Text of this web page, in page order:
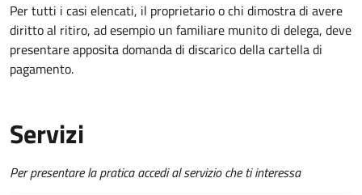
Per tutti i casi elencati, il proprietario o chi dimostra di avere
diritto al ritiro, ad esempio un familiare munito di delega, deve
presentare apposita domanda di discarico della cartella di
pagamento.
Servizi
Per presentare la pratica accedi al servizio che ti interessa